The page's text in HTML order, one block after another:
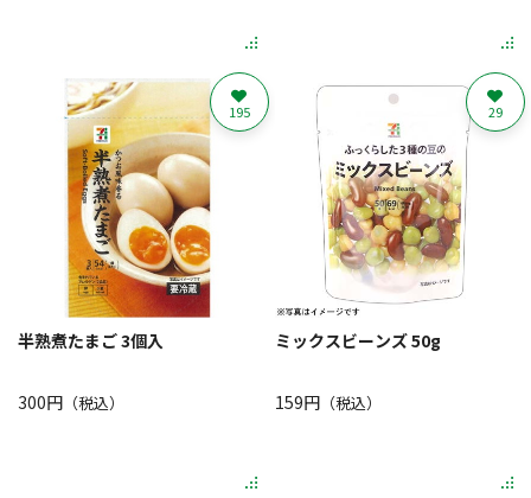
半熟煮たまご 3個入
300円 （税込）
195
ミックスビーンズ 50g
159円（税込）
29